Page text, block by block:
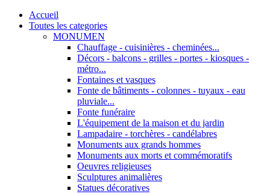
Accueil
Toutes les categories
MONUMEN
Chauffage - cuisinières - cheminées...
Décors - balcons - grilles - portes - kiosques -
métro...
Fontaines et vasques
Fonte de bâtiments - colonnes - tuyaux - eau
pluviale...
Fonte funéraire
L'équipement de la maison et du jardin
Lampadaire - torchères - candélabres
Monuments aux grands hommes
Monuments aux morts et commémoratifs
Oeuvres religieuses
Sculptures animalières
Statues décoratives